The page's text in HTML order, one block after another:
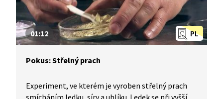
PL
01:12
Pokus: Střelný prach
Experiment, ve kterém je vyroben střelný prach
smícháním ledku, síry a uhlíku. Ledek se při vyšší